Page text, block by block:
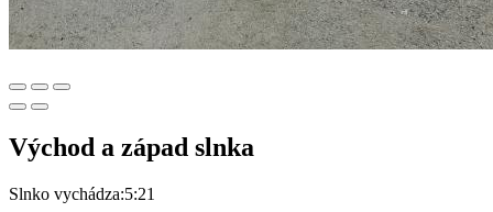
Východ a západ slnka
Slnko vychádza:5:21